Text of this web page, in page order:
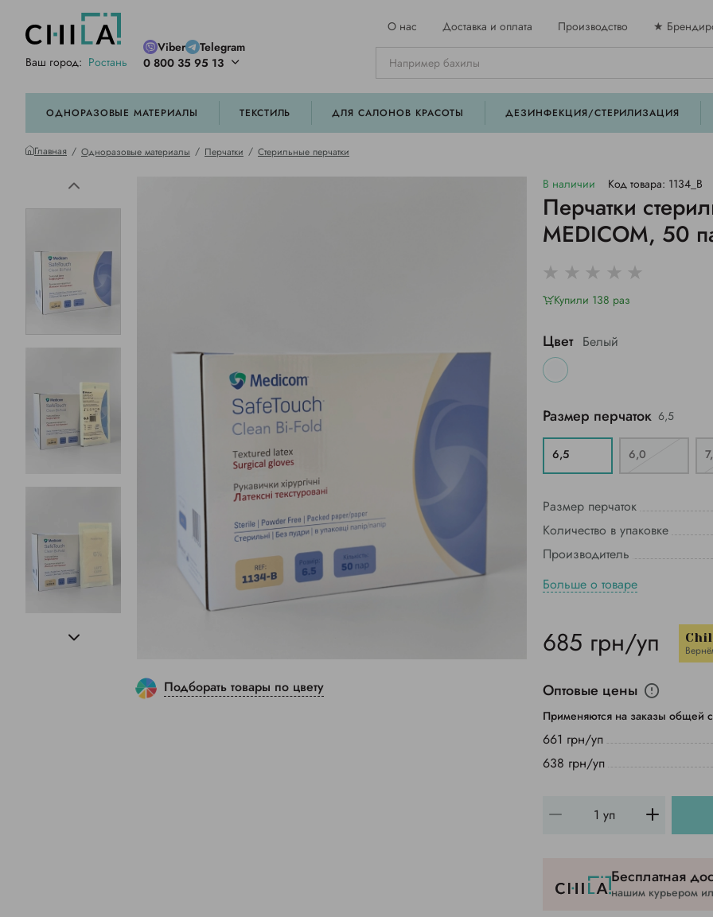
Ваш город: Ростань
Viber
Telegram
0 800 35 95 13
О нас Доставка и оплата Производство ★
ОДНОРАЗОВЫЕ МАТЕРИАЛЫ ТЕКСТИЛЬ ДЛЯ САЛОНОВ КРАСОТЫ ДЕЗИНФЕКЦИЯ/СТЕРИЛИЗАЦИЯ
Главная Одноразовые материалы Перчатки Стерильные перчатки
Подборать товары по цвету
В наличии Код товара: 1134_B
Перчатки
MEDICOM, 50
Купили 138 раз
Цвет Белый
Размер перчаток 6,5
6,5 6,0
Размер перчаток
Количество в упаковке
Производитель
Больше о товаре
685 грн/уп
Оптовые цены
Применяются на заказы общей
661 грн/уп
638 грн/уп
Бесплатная
нашим курьером